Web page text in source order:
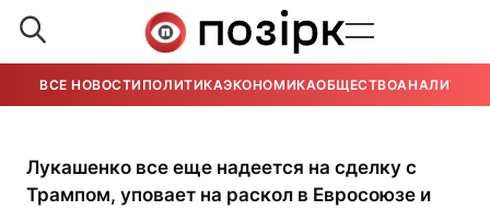
ВСЕ НОВОСТИ ПОЛИТИКАЭКОНОМИКАОБЩЕСТВОАНАЛИТИКА
Лукашенко все еще надеется на сделку с
Трампом, уповает на раскол в Евросоюзе и